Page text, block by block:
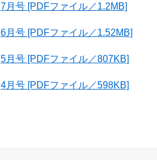
7月号 [PDFファイル／1.2MB]
6月号 [PDFファイル／1.52MB]
5月号 [PDFファイル／807KB]
4月号 [PDFファイル／598KB]